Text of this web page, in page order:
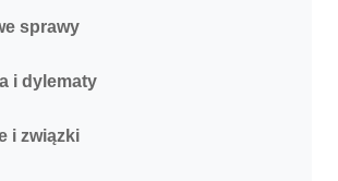
sprawy
i dylematy
i związki